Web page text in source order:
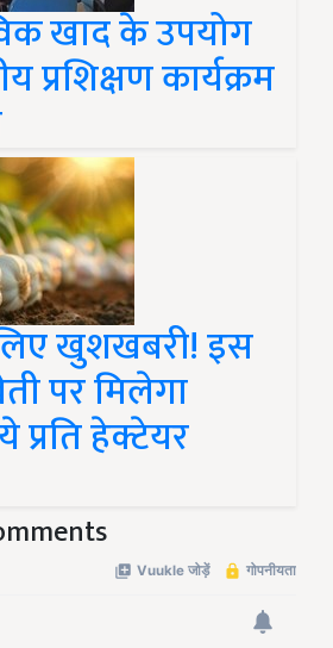
खाद के उपयोग
प्रशिक्षण कार्यक्रम
खुशखबरी! इस
पर मिलेगा
हेक्टेयर